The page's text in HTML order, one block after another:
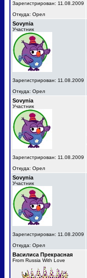
Зарегистрирован: 11.08.2009
Откуда: Орел
Sovynia
Участник
Зарегистрирован: 11.08.2009
Откуда: Орел
Sovynia
Участник
Зарегистрирован: 11.08.2009
Откуда: Орел
Sovynia
Участник
Зарегистрирован: 11.08.2009
Откуда: Орел
Василиса Прекрасная
From Russia With Love